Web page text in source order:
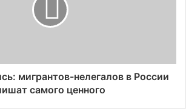
мигрантов-нелегалов в России
самого ценного